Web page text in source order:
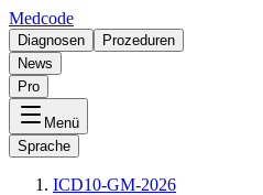
Medcode
Diagnosen
Prozeduren
News
Pro
Menü
Sprache
ICD10-GM-2026